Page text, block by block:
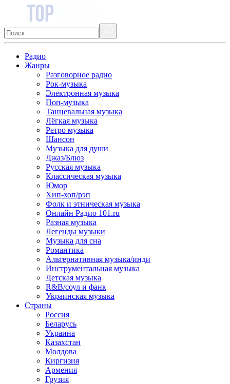
Радио
Жанры
Разговорное радио
Рок-музыка
Электронная музыка
Поп-музыка
Танцевальная музыка
Лёгкая музыка
Ретро музыка
Шансон
Музыка для души
Джаз/Блюз
Русская музыка
Классическая музыка
Юмор
Хип-хоп/рэп
Фолк и этническая музыка
Онлайн Радио 101.ru
Разная музыка
Легенды музыки
Музыка для сна
Романтика
Альтернативная музыка/инди
Инструментальная музыка
Детская музыка
R&B/cоул и фанк
Украинская музыка
Страны
Россия
Беларусь
Украина
Казахстан
Молдова
Киргизия
Армения
Грузия